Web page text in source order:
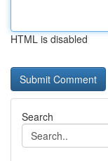
HTML is disabled
Search